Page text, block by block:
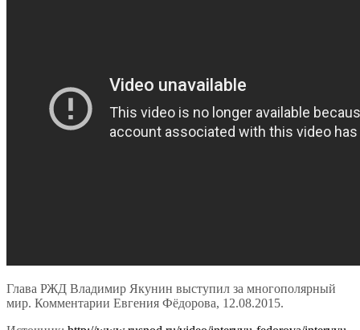
Глава РЖД Владимир Якунин выступил за многополярный
мир. Комментарии Евгения Фёдорова, 12.08.2015.